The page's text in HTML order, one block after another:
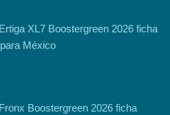
XL7 Boostergreen 2026 ficha
México
Boostergreen 2026 ficha